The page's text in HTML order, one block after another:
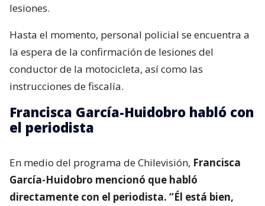
lesiones.
Hasta el momento, personal policial se encuentra a
la espera de la confirmación de lesiones del
conductor de la motocicleta, así como las
instrucciones de fiscalía.
Francisca García-Huidobro habló con
el periodista
En medio del programa de Chilevisión, Francisca
García-Huidobro mencionó que habló
directamente con el periodista. “Él está bien,